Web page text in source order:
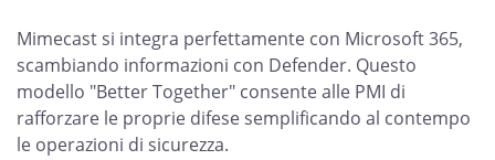
Mimecast si integra perfettamente con Microsoft 365,
scambiando informazioni con Defender. Questo
modello "Better Together" consente alle PMI di
rafforzare le proprie difese semplificando al contempo
le operazioni di sicurezza.